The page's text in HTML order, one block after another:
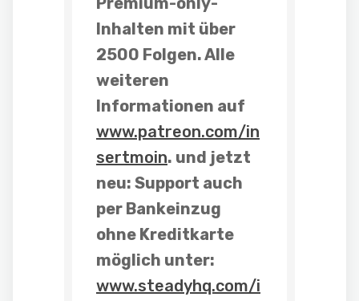
Inhalten mit über
2500 Folgen. Alle
weiteren
Informationen auf
www.patreon.com/in
sertmoin. und jetzt
neu: Support auch
per Bankeinzug
ohne Kreditkarte
möglich unter:
www.steadyhq.com/i